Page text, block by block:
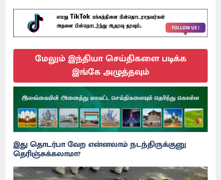
மேலும் இந்தியா செய்திகளை படிக்க
இங்கே அழுத்தவும்
இது தொடர்பா வேற என்னலாம் நடந்திருக்குனு
தெரிஞ்சுக்கலாமா?